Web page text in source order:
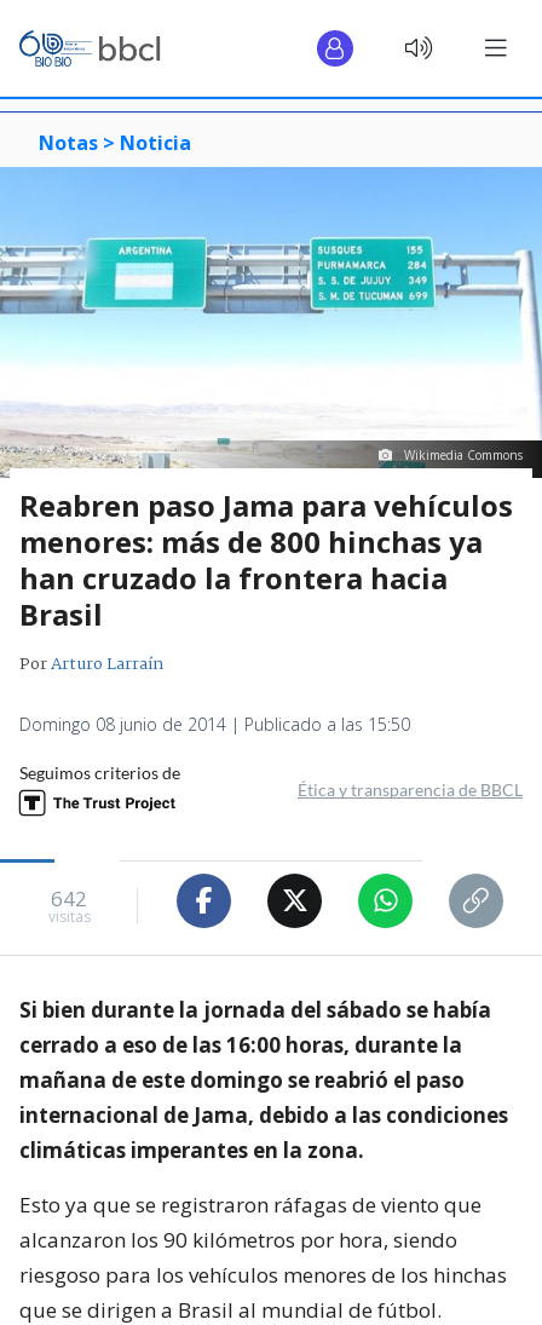
Notas > Noticia
Wikimedia Commons
Reabren paso Jama para vehículos
menores: más de 800 hinchas ya
han cruzado la frontera hacia
Brasil
PorArturo Larraín
Domingo 08 junio de 2014 | Publicado a las 15:50
Seguimos criterios de
Ética y transparencia de BBCL
642
visitas
Si bien durante la jornada del sábado se había
cerrado a eso de las 16:00 horas, durante la
mañana de este domingo se reabrió el paso
internacional de Jama, debido a las condiciones
climáticas imperantes en la zona.
Esto ya que se registraron ráfagas de viento que
alcanzaron los 90 kilómetros por hora, siendo
riesgoso para los vehículos menores de los hinchas
que se dirigen a Brasil al mundial de fútbol.